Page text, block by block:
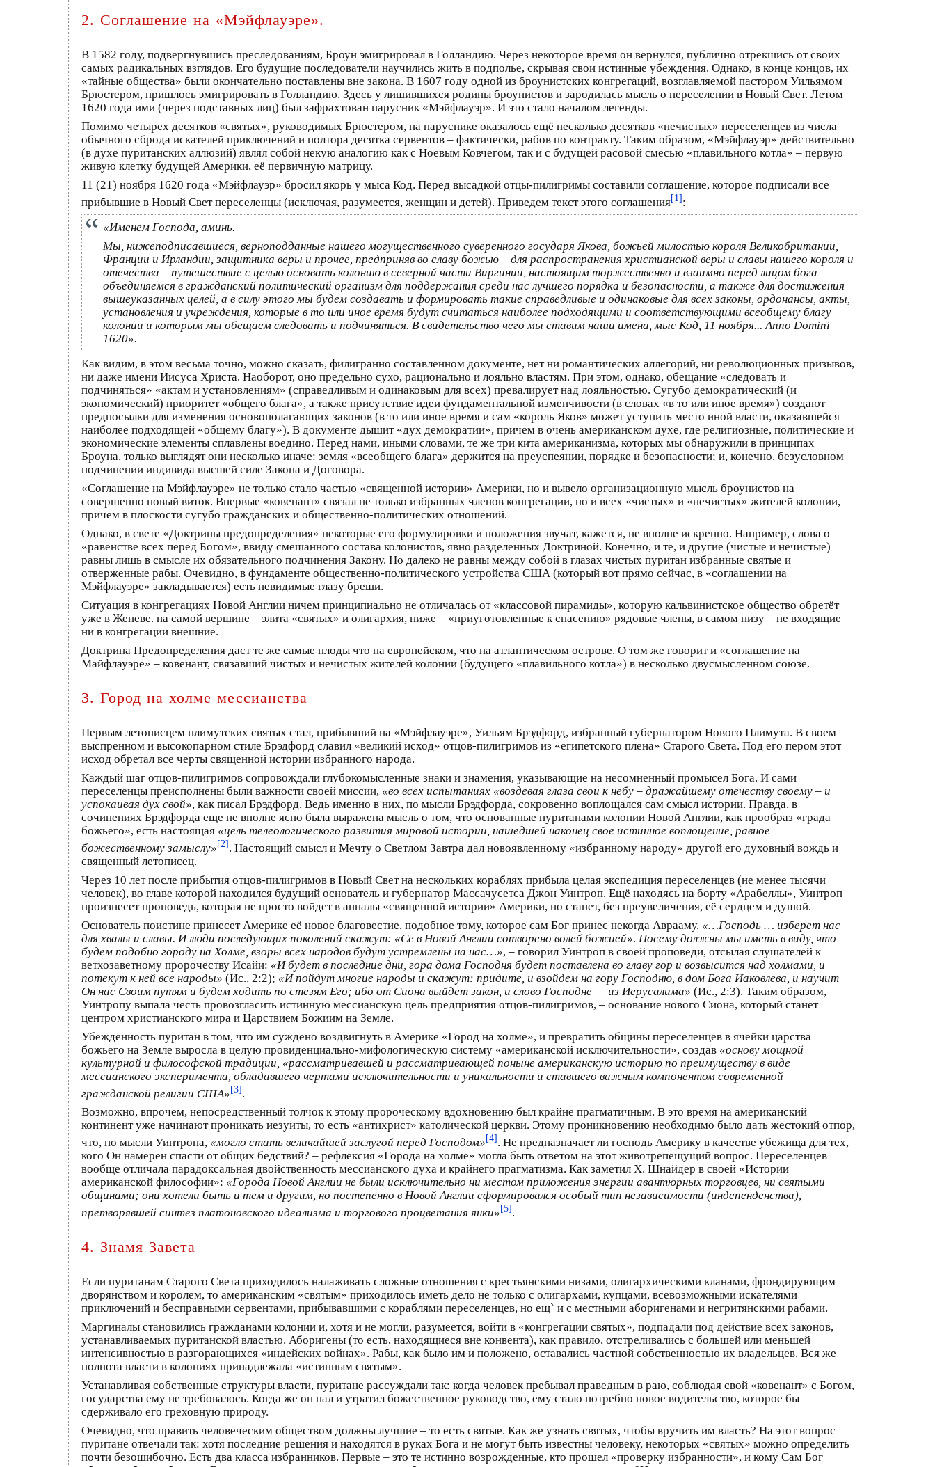
2. Соглашение на «Мэйфлауэре».
В 1582 году, подвергнувшись преследованиям, Броун эмигрировал в Голландию. Через некоторое время он вернулся, публично отрекшись от своих
самых радикальных взглядов. Его будущие последователи научились жить в подполье, скрывая свои истинные убеждения. Однако, в конце концов, их
«тайные общества» были окончательно поставлены вне закона. В 1607 году одной из броунистских конгрегаций, возглавляемой пастором Уильямом
Брюстером, пришлось эмигрировать в Голландию. Здесь у лишившихся родины броунистов и зародилась мысль о переселении в Новый Свет. Летом
1620 года ими (через подставных лиц) был зафрахтован парусник «Мэйфлауэр». И это стало началом легенды.
Помимо четырех десятков «святых», руководимых Брюстером, на паруснике оказалось ещё несколько десятков «нечистых» переселенцев из числа
обычного сброда искателей приключений и полтора десятка сервентов – фактически, рабов по контракту. Таким образом, «Мэйфлауэр» действительно
(в духе пуританских аллюзий) являл собой некую аналогию как с Ноевым Ковчегом, так и с будущей расовой смесью «плавильного котла» – первую
живую клетку будущей Америки, её первичную матрицу.
11 (21) ноября 1620 года «Мэйфлауэр» бросил якорь у мыса Код. Перед высадкой отцы-пилигримы составили соглашение, которое подписали все
прибывшие в Новый Свет переселенцы (исключая, разумеется, женщин и детей). Приведем текст этого соглашения[1]:
«Именем Господа, аминь.
Мы, нижеподписавшиеся, верноподданные нашего могущественного суверенного государя Якова, божьей милостью короля Великобритании,
Франции и Ирландии, защитника веры и прочее, предприняв во славу божью – для распространения христианской веры и славы нашего короля и
отечества – путешествие с целью основать колонию в северной части Виргинии, настоящим торжественно и взаимно перед лицом бога
объединяемся в гражданский политический организм для поддержания среди нас лучшего порядка и безопасности, а также для достижения
вышеуказанных целей, а в силу этого мы будем создавать и формировать такие справедливые и одинаковые для всех законы, ордонансы, акты,
установления и учреждения, которые в то или иное время будут считаться наиболее подходящими и соответствующими всеобщему благу
колонии и которым мы обещаем следовать и подчиняться. В свидетельство чего мы ставим наши имена, мыс Код, 11 ноября... Anno Domini
1620».
Как видим, в этом весьма точно, можно сказать, филигранно составленном документе, нет ни романтических аллегорий, ни революционных призывов,
ни даже имени Иисуса Христа. Наоборот, оно предельно сухо, рационально и лояльно властям. При этом, однако, обещание «следовать и
подчиняться» «актам и установлениям» (справедливым и одинаковым для всех) превалирует над лояльностью. Сугубо демократический (и
экономический) приоритет «общего блага», а также присутствие идеи фундаментальной изменчивости (в словах «в то или иное время») создают
предпосылки для изменения основополагающих законов (в то или иное время и сам «король Яков» может уступить место иной власти, оказавшейся
наиболее подходящей «общему благу»). В документе дышит «дух демократии», причем в очень американском духе, где религиозные, политические и
экономические элементы сплавлены воедино. Перед нами, иными словами, те же три кита американизма, которых мы обнаружили в принципах
Броуна, только выглядят они несколько иначе: земля «всеобщего блага» держится на преуспеянии, порядке и безопасности; и, конечно, безусловном
подчинении индивида высшей силе Закона и Договора.
«Соглашение на Мэйфлауэре» не только стало частью «священной истории» Америки, но и вывело организационную мысль броунистов на
совершенно новый виток. Впервые «ковенант» связал не только избранных членов конгрегации, но и всех «чистых» и «нечистых» жителей колонии,
причем в плоскости сугубо гражданских и общественно-политических отношений.
Однако, в свете «Доктрины предопределения» некоторые его формулировки и положения звучат, кажется, не вполне искренно. Например, слова о
«равенстве всех перед Богом», ввиду смешанного состава колонистов, явно разделенных Доктриной. Конечно, и те, и другие (чистые и нечистые)
равны лишь в смысле их обязательного подчинения Закону. Но далеко не равны между собой в глазах чистых пуритан избранные святые и
отверженные рабы. Очевидно, в фундаменте общественно-политического устройства США (который вот прямо сейчас, в «соглашении на
Мэйфлауэре» закладывается) есть невидимые глазу бреши.
Ситуация в конгрегациях Новой Англии ничем принципиально не отличалась от «классовой пирамиды», которую кальвинистское общество обретёт
уже в Женеве. на самой вершине – элита «святых» и олигархия, ниже – «приуготовленные к спасению» рядовые члены, в самом низу – не входящие
ни в конгрегации внешние.
Доктрина Предопределения даст те же самые плоды что на европейском, что на атлантическом острове. О том же говорит и «соглашение на
Майфлауэре» – ковенант, связавший чистых и нечистых жителей колонии (будущего «плавильного котла») в несколько двусмысленном союзе.
3. Город на холме мессианства
Первым летописцем плимутских святых стал, прибывший на «Мэйфлауэре», Уильям Брэдфорд, избранный губернатором Нового Плимута. В своем
выспренном и высокопарном стиле Брэдфорд славил «великий исход» отцов-пилигримов из «египетского плена» Старого Света. Под его пером этот
исход обретал все черты священной истории избранного народа.
Каждый шаг отцов-пилигримов сопровождали глубокомысленные знаки и знамения, указывающие на несомненный промысел Бога. И сами
переселенцы преисполнены были важности своей миссии, «во всех испытаниях «воздевая глаза свои к небу – дражайшему отечеству своему – и
успокаивая дух свой», как писал Брэдфорд. Ведь именно в них, по мысли Брэдфорда, сокровенно воплощался сам смысл истории. Правда, в
сочинениях Брэдфорда еще не вполне ясно была выражена мысль о том, что основанные пуританами колонии Новой Англии, как прообраз «града
божьего», есть настоящая «цель телеологического развития мировой истории, нашедшей наконец свое истинное воплощение, равное
божественному замыслу»[2]. Настоящий смысл и Мечту о Светлом Завтра дал новоявленному «избранному народу» другой его духовный вождь и
священный летописец.
Через 10 лет после прибытия отцов-пилигримов в Новый Свет на нескольких кораблях прибыла целая экспедиция переселенцев (не менее тысячи
человек), во главе которой находился будущий основатель и губернатор Массачусетса Джон Уинтроп. Ещё находясь на борту «Арабеллы», Уинтроп
произнесет проповедь, которая не просто войдет в анналы «священной истории» Америки, но станет, без преувеличения, её сердцем и душой.
Основатель поистине принесет Америке её новое благовестие, подобное тому, которое сам Бог принес некогда Аврааму. «…Господь … изберет нас
для хвалы и славы. И люди последующих поколений скажут: «Се в Новой Англии сотворено волей божией». Посему должны мы иметь в виду, что
будем подобно городу на Холме, взоры всех народов будут устремлены на нас…», – говорил Уинтроп в своей проповеди, отсылая слушателей к
ветхозаветному пророчеству Исайи: «И будет в последние дни, гора дома Господня будет поставлена во главу гор и возвысится над холмами, и
потекут к ней все народы» (Ис., 2:2); «И пойдут многие народы и скажут: придите, и взойдем на гору Господню, в дом Бога Иаковлева, и научит
Он нас Своим путям и будем ходить по стезям Его; ибо от Сиона выйдет закон, и слово Господне — из Иерусалима» (Ис., 2:3). Таким образом,
Уинтропу выпала честь провозгласить истинную мессианскую цель предприятия отцов-пилигримов, – основание нового Сиона, который станет
центром христианского мира и Царствием Божиим на Земле.
Убежденность пуритан в том, что им суждено воздвигнуть в Америке «Город на холме», и превратить общины переселенцев в ячейки царства
божьего на Земле выросла в целую провиденциально-мифологическую систему «американской исключительности», создав «основу мощной
культурной и философской традиции, «рассматривавшей и рассматривающей поныне американскую историю по преимуществу в виде
мессианского эксперимента, обладавшего чертами исключительности и уникальности и ставшего важным компонентом современной
гражданской религии США»[3].
Возможно, впрочем, непосредственный толчок к этому пророческому вдохновению был крайне прагматичным. В это время на американский
континент уже начинают проникать иезуиты, то есть «антихрист» католической церкви. Этому проникновению необходимо было дать жестокий отпор,
что, по мысли Уинтропа, «могло стать величайшей заслугой перед Господом»[4]. Не предназначает ли господь Америку в качестве убежища для тех,
кого Он намерен спасти от общих бедствий? – рефлексия «Города на холме» могла быть ответом на этот животрепещущий вопрос. Переселенцев
вообще отличала парадоксальная двойственность мессианского духа и крайнего прагматизма. Как заметил Х. Шнайдер в своей «Истории
американской философии»: «Города Новой Англии не были исключительно ни местом приложения энергии авантюрных торговцев, ни святыми
общинами; они хотели быть и тем и другим, но постепенно в Новой Англии сформировался особый тип независимости (индепенденства),
претворявшей синтез платоновского идеализма и торгового процветания янки»[5].
4. Знамя Завета
Если пуританам Старого Света приходилось налаживать сложные отношения с крестьянскими низами, олигархическими кланами, фрондирующим
дворянством и королем, то американским «святым» приходилось иметь дело не только с олигархами, купцами, всевозможными искателями
приключений и бесправными сервентами, прибывавшими с кораблями переселенцев, но ещ` и с местными аборигенами и негритянскими рабами.
Маргиналы становились гражданами колонии и, хотя и не могли, разумеется, войти в «конгрегации святых», подпадали под действие всех законов,
устанавливаемых пуританской властью. Аборигены (то есть, находящиеся вне конвента), как правило, отстреливались с большей или меньшей
интенсивностью в разгорающихся «индейских войнах». Рабы, как было им и положено, оставались частной собственностью их владельцев. Вся же
полнота власти в колониях принадлежала «истинным святым».
Устанавливая собственные структуры власти, пуритане рассуждали так: когда человек пребывал праведным в раю, соблюдая свой «ковенант» с Богом,
государства ему не требовалось. Когда же он пал и утратил божественное руководство, ему стало потребно новое водительство, которое бы
сдерживало его греховную природу.
Очевидно, что править человеческим обществом должны лучшие – то есть святые. Как же узнать святых, чтобы вручить им власть? На этот вопрос
пуритане отвечали так: хотя последние решения и находятся в руках Бога и не могут быть известны человеку, некоторых «святых» можно определить
почти безошибочно. Есть два класса избранников. Первые – это те истинно возрожденные, кто прошел «проверку избранности», и кому Сам Бог